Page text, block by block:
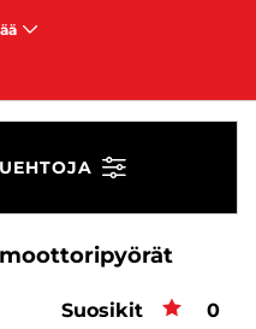
Suosikit 0